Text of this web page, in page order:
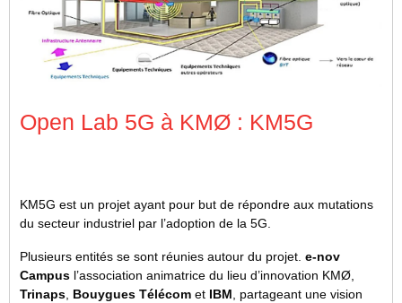
Open Lab 5G à KMØ : KM5G
KM5G est un projet ayant pour but de répondre aux mutations
du secteur industriel par l’adoption de la 5G.
Plusieurs entités se sont réunies autour du projet. e-nov
Campus l’association animatrice du lieu d’innovation KMØ,
Trinaps, Bouygues Télécom et IBM, partageant une vision